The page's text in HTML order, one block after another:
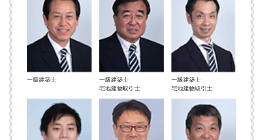
一級建築士
一級建築士
宅地建物取引士
一級建築士
宅地建物取引士